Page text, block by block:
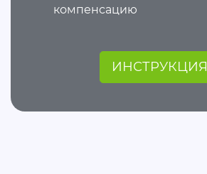
компенсацию
ИНСТРУКЦИЯ